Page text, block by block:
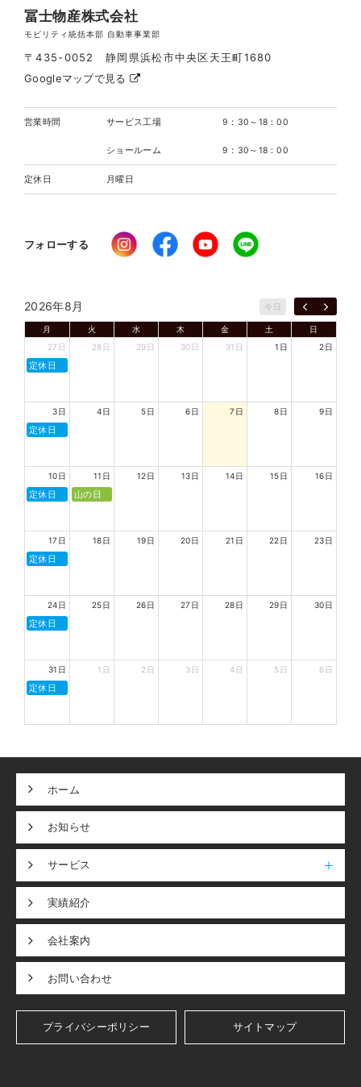
冨士物産株式会社
モビリティ統括本部 自動車事業部
〒435-0052 静岡県浜松市中央区天王町1680
Googleマップで見る
営業時間 サービス工場 9：30～18：00
ショールーム 9：30～18：00
定休日 月曜日
フォローする
2026年8月 今日
月 火 水 木 金 土
日
27日
定休日
28日 29日 30日 31日 1日 2日
3日
定休日
4日 5日 6日 7日 8日 9日
10日
定休日
11日
山の日
12日 13日 14日 15日 16日
17日
定休日
18日 19日 20日 21日 22日 23日
24日
定休日
25日 26日 27日 28日 29日 30日
31日
定休日
1日 2日 3日 4日 5日 6日
ホーム
お知らせ
サービス
実績紹介
会社案内
お問い合わせ
プライバシーポリシー サイトマップ